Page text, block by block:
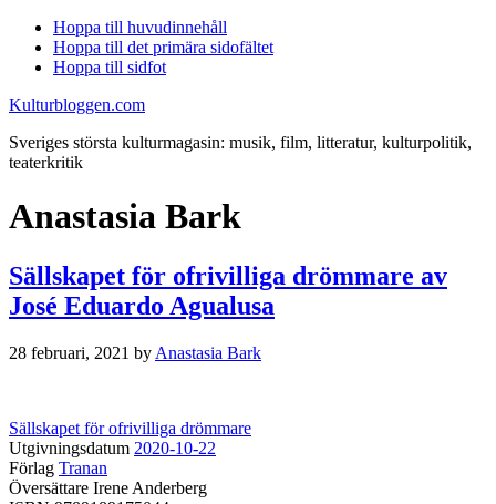
Hoppa till huvudinnehåll
Hoppa till det primära sidofältet
Hoppa till sidfot
Kulturbloggen.com
Sveriges största kulturmagasin: musik, film, litteratur, kulturpolitik,
teaterkritik
Anastasia Bark
Sällskapet för ofrivilliga drömmare av
José Eduardo Agualusa
28 februari, 2021 by Anastasia Bark
Sällskapet för ofrivilliga drömmare
Utgivningsdatum 2020-10-22
Förlag Tranan
Översättare Irene Anderberg